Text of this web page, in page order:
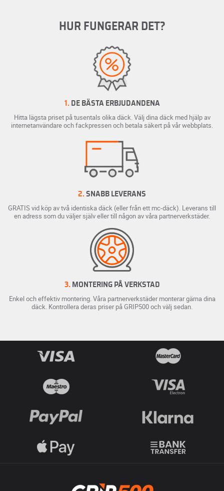
HUR FUNGERAR DET?
1. DE BÄSTA ERBJUDANDENA
Hitta lägsta priset på tusentals olika däck. Välj dina däck med hjälp av
internetanvändare och fackpressen och betala säkert på vår webbplats.
2. SNABB LEVERANS
GRATIS vid köp av två identiska däck (eller från ett mc-däck). Leverans till
en adress som du väljer själv eller till någon av våra partnerverkstäder.
3. MONTERING PÅ VERKSTAD
Enkel och effektiv montering. Våra partnerverkstäder monterar gärna dina
däck. Kontrollera deras priser på GRIP500 och välj sedan.